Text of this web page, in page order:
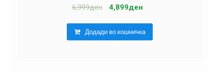
6,999ден 4,899ден
Додади во кошничка